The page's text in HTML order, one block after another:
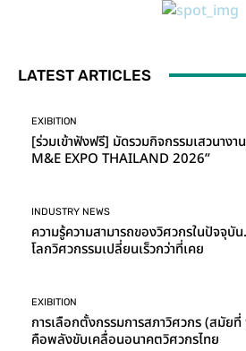
LATEST ARTICLES
EXIBITION
[ร่วมเข้าฟังฟรี] มัดรวมกิจกรรมเสวนางา
M&E EXPO THAILAND 2026”
INDUSTRY NEWS
ความรู้ความสามารถของวิศวกรในปัจจุ
โลกวิศวกรรมเปลี่ยนเร็วกว่าที่เคย
EXIBITION
การเลือกตั้งกรรมการสภาวิศวกร (สมัย
คือพลังขับเคลื่อนอนาคตวิศวกรไทย